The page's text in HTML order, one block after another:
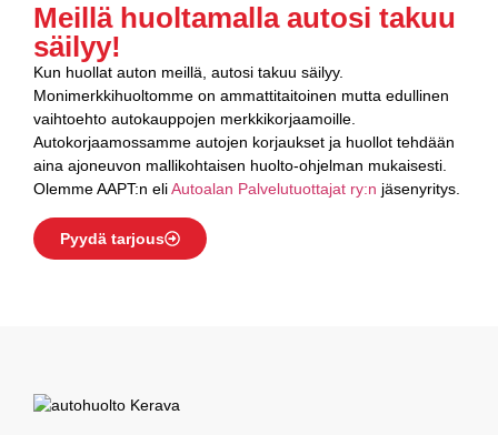
Meillä huoltamalla autosi takuu
säilyy!
Kun huollat auton meillä, autosi takuu säilyy.
Monimerkkihuoltomme on ammattitaitoinen mutta edullinen
vaihtoehto autokauppojen merkkikorjaamoille.
Autokorjaamossamme autojen korjaukset ja huollot tehdään
aina ajoneuvon mallikohtaisen huolto-ohjelman mukaisesti.
Olemme AAPT:n eliAutoalan Palvelutuottajat ry:n jäsenyritys.
Pyydä tarjous